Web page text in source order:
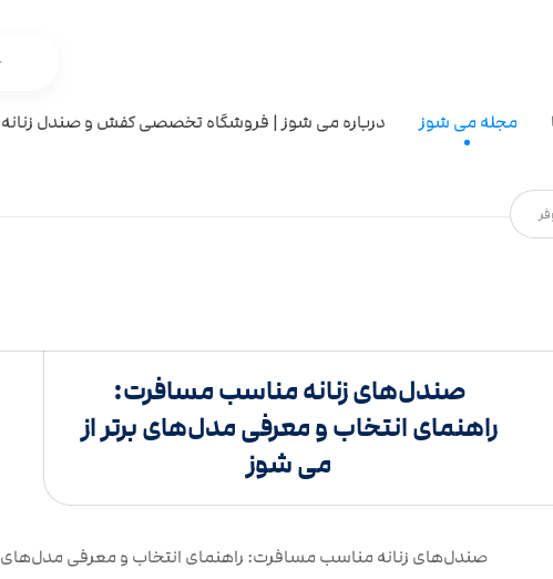
مجله می شوز درباره می شوز | فروشگاه تخصصی کفش و صندل زنانه
صندل‌های زنانه مناسب مسافرت:
راهنمای انتخاب و معرفی مدل‌های برتر از
می شوز
صندل‌های زنانه مناسب مسافرت: راهنمای انتخاب و معرفی مدل‌های